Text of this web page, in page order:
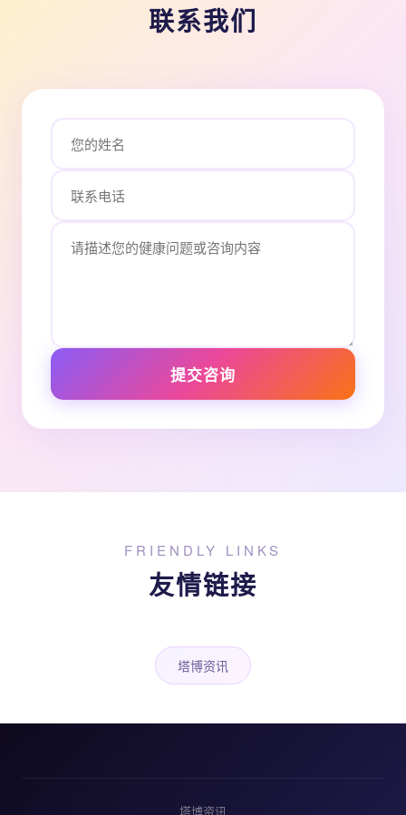
联系我们
提交咨询
FRIENDLY LINKS
友情链接
塔博资讯
塔博资讯